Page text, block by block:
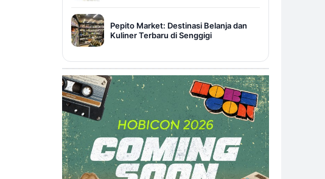
Pepito Market: Destinasi Belanja dan
Kuliner Terbaru di Senggigi